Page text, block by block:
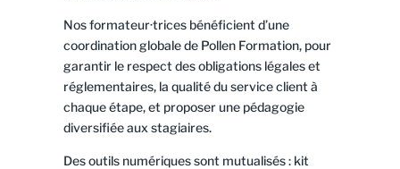
Nos formateur·trices bénéficient d’une
coordination globale de Pollen Formation, pour
garantir le respect des obligations légales et
réglementaires, la qualité du service client à
chaque étape, et proposer une pédagogie
diversifiée aux stagiaires.
Des outils numériques sont mutualisés : kit